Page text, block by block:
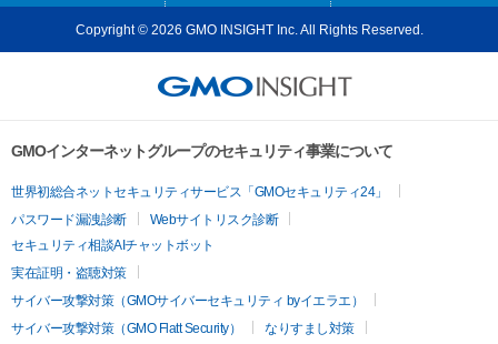
Copyright © 2026 GMO INSIGHT Inc. All Rights Reserved.
GMOインターネットグループのセキュリティ事業について
世界初総合ネットセキュリティサービス「GMOセキュリティ24」
パスワード漏洩診断
Webサイトリスク診断
セキュリティ相談AIチャットボット
実在証明・盗聴対策
サイバー攻撃対策（GMOサイバーセキュリティ byイエラエ）
サイバー攻撃対策（GMO Flatt Security）
なりすまし対策